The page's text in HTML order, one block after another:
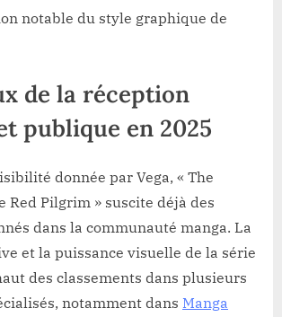
notable du style graphique de
de la réception
publique en 2025
donnée par Vega, « The
Red Pilgrim » suscite déjà des
dans la communauté manga. La
et la puissance visuelle de la série
des classements dans plusieurs
notamment dans Manga